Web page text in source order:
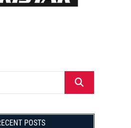
Pretraži
POSTS